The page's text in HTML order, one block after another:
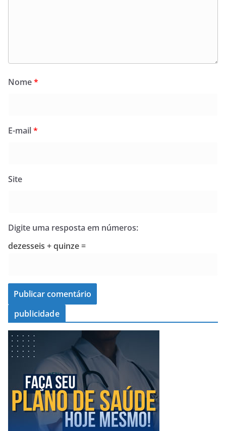
Nome*
E-mail*
Site
Digite uma resposta em números:
dezesseis + quinze =
publicidade